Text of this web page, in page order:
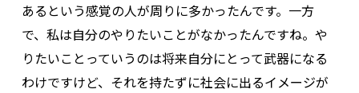
あるという感覚の人が周りに多かったんです。一方
で、私は自分のやりたいことがなかったんですね。や
りたいことっていうのは将来自分にとって武器になる
わけですけど、それを持たずに社会に出るイメージが